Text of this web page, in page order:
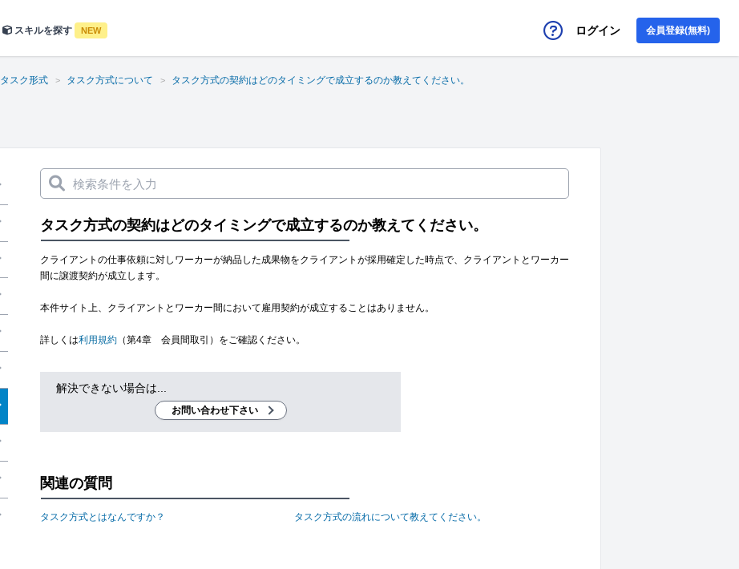
スキルを探す NEW ログイン 会員登録(無料)
タスク形式 タスク方式について タスク方式の契約はどのタイミングで成立するのか教えてください。
タスク方式の契約はどのタイミングで成立するのか教えてください。
クライアントの仕事依頼に対しワーカーが納品した成果物をクライアントが採用確定した時点で、クライアントとワーカー
間に譲渡契約が成立します。
本件サイト上、クライアントとワーカー間において雇用契約が成立することはありません。
詳しくは利用規約 （第4章 会員間取引）をご確認ください。
解決できない場合は...
お問い合わせ下さい
関連の質問
タスク方式とはなんですか？ タスク方式の流れについて教えてください。